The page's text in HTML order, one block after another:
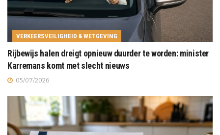
VERKEERSVEILIGHEID & WETGEVING
Rijbewijs halen dreigt opnieuw duurder te worden: minister
Karremans komt met slecht nieuws
05/07/2026